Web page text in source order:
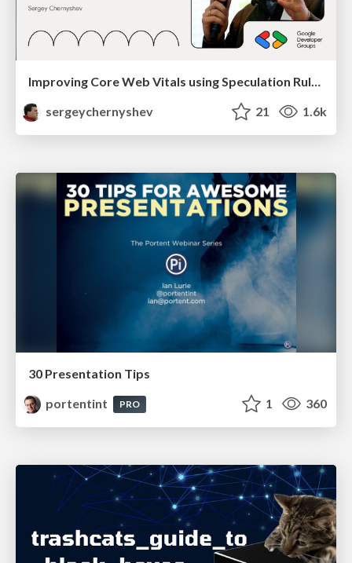
Improving Core Web Vitals using Speculation Rules API
sergeychernyshev
21 1.6k
30 Presentation Tips
portentint
PRO 1 360